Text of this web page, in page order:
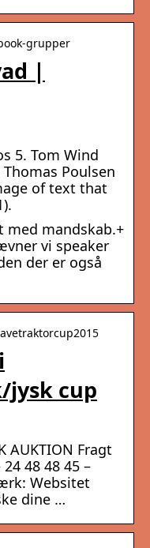
grupper
|
5. Tom Wind
Poulsen
of text that
mandskab.+
vi speaker
der er også
cup
AUKTION Fragt
48 48 45 –
Websitet
dine …